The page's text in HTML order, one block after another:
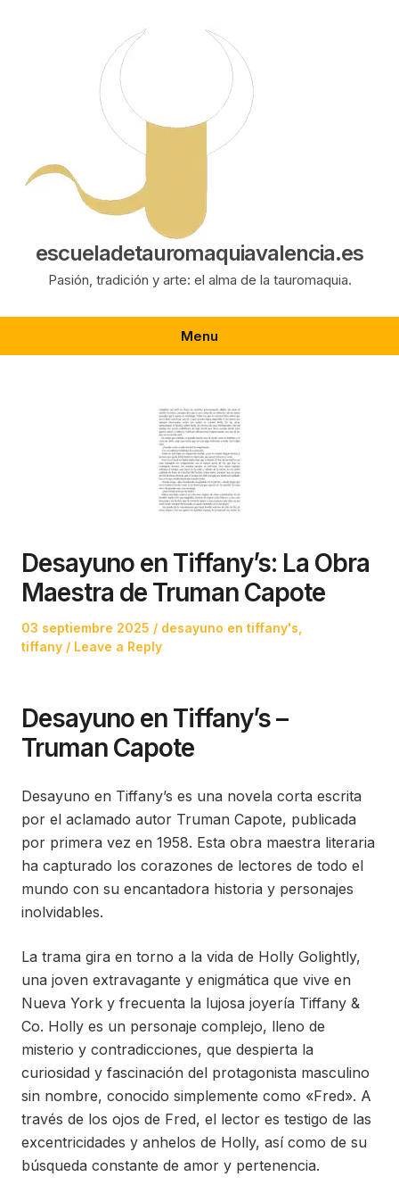
escueladetauromaquiavalencia.es
Pasión, tradición y arte: el alma de la tauromaquia.
Menu
Desayuno en Tiffany’s: La Obra
Maestra de Truman Capote
Posted
on
03 septiembre 2025
Posted
in
desayuno en tiffany's
tiffany
Leave a Reply
Desayuno en Tiffany’s –
Truman Capote
Desayuno en Tiffany’s es una novela corta escrita
por el aclamado autor Truman Capote, publicada
por primera vez en 1958. Esta obra maestra literaria
ha capturado los corazones de lectores de todo el
mundo con su encantadora historia y personajes
inolvidables.
La trama gira en torno a la vida de Holly Golightly,
una joven extravagante y enigmática que vive en
Nueva York y frecuenta la lujosa joyería Tiffany &
Co. Holly es un personaje complejo, lleno de
misterio y contradicciones, que despierta la
curiosidad y fascinación del protagonista masculino
sin nombre, conocido simplemente como «Fred». A
través de los ojos de Fred, el lector es testigo de las
excentricidades y anhelos de Holly, así como de su
búsqueda constante de amor y pertenencia.